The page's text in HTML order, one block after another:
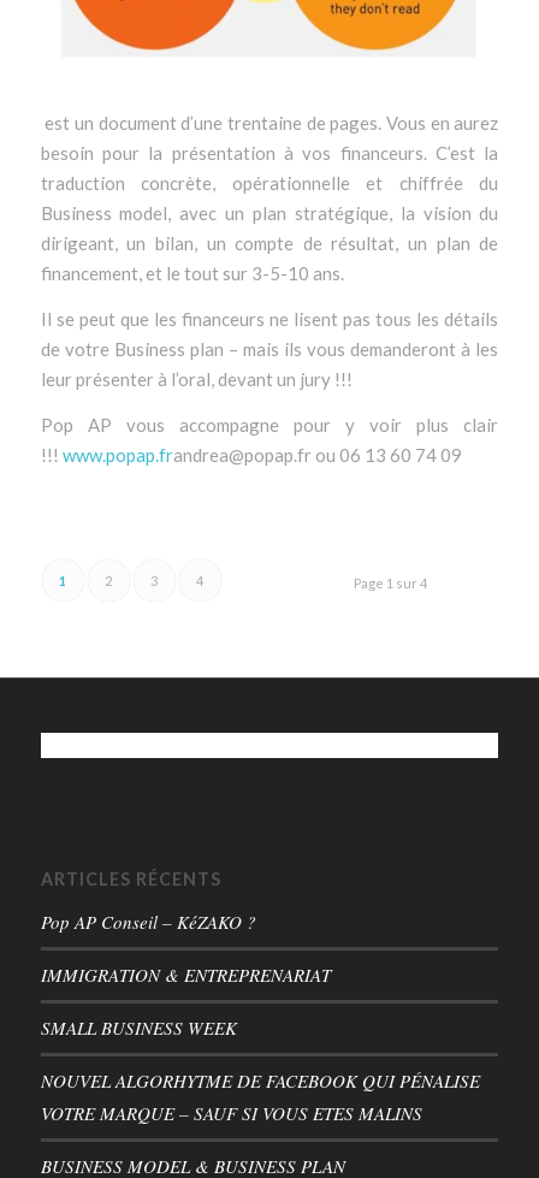
est un document d’une trentaine de pages. Vous en aurez
besoin pour la présentation à vos financeurs. C’est la
traduction concrète, opérationnelle et chiffrée du
Business model, avec un plan stratégique, la vision du
dirigeant, un bilan, un compte de résultat, un plan de
financement, et le tout sur 3-5-10 ans.
Il se peut que les financeurs ne lisent pas tous les détails
de votre Business plan – mais ils vous demanderont à les
leur présenter à l’oral, devant un jury !!!
Pop AP vous accompagne pour y voir plus clair
!!! www.popap.frandrea@popap.fr ou 06 13 60 74 09
Page 1 sur 4
1 2 3 4
ARTICLES RÉCENTS
Pop AP Conseil – KéZAKO ?
IMMIGRATION & ENTREPRENARIAT
SMALL BUSINESS WEEK
NOUVEL ALGORHYTME DE FACEBOOK QUI PÉNALISE
VOTRE MARQUE – SAUF SI VOUS ETES MALINS
BUSINESS MODEL & BUSINESS PLAN